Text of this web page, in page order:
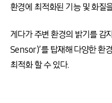
환경에 최적화된 기능 및 화질
게다가 주변 환경의 밝기를 감
Sensor)’를 탑재해 다양한 환
최적화 할 수 있다.